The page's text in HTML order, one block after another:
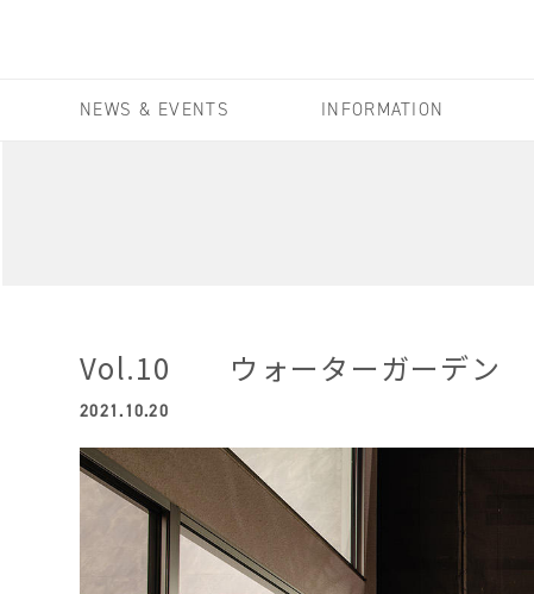
NEWS & EVENTS INFORMATION
Vol.10 ウォーターガーデン
2021.10.20